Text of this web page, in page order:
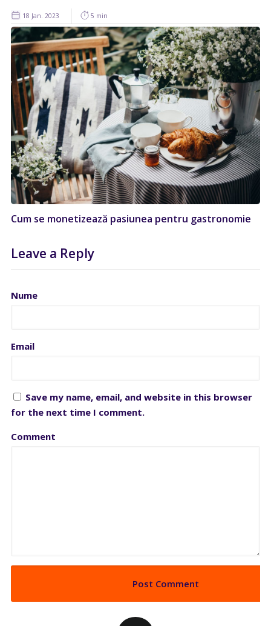
18 Jan. 2023 5 min
Cum se monetizează pasiunea pentru gastronomie
Leave a Reply
Nume
Email
Save my name, email, and website in this browser
for the next time I comment.
Comment